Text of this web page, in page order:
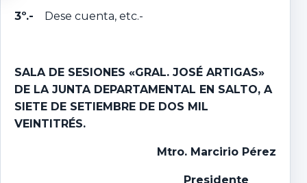
3º.- Dese cuenta, etc.-
SALA DE SESIONES «GRAL. JOSÉ ARTIGAS»
DE LA JUNTA DEPARTAMENTAL EN SALTO, A
SIETE DE SETIEMBRE DE DOS MIL
VEINTITRÉS.
Mtro. Marcirio Pérez
Presidente